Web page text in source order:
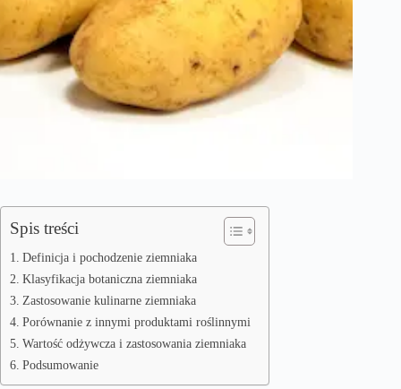
Spis treści
Definicja i pochodzenie ziemniaka
Klasyfikacja botaniczna ziemniaka
Zastosowanie kulinarne ziemniaka
Porównanie z innymi produktami roślinnymi
Wartość odżywcza i zastosowania ziemniaka
Podsumowanie